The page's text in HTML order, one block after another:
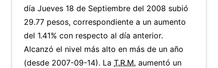
día Jueves 18 de Septiembre del 2008 subió
29.77 pesos, correspondiente a un aumento
del 1.41% con respecto al día anterior.
Alcanzó el nivel más alto en más de un año
(desde 2007-09-14). La T.R.M. aumentó un